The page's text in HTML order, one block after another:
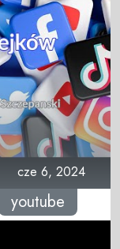
cze 6, 2024
youtube